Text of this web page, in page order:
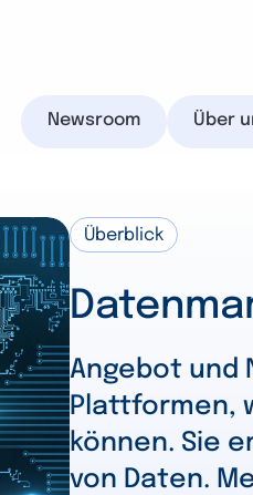
Newsroom Über
Überblick
Angebot und
Plattformen,
können. Sie
von Daten.